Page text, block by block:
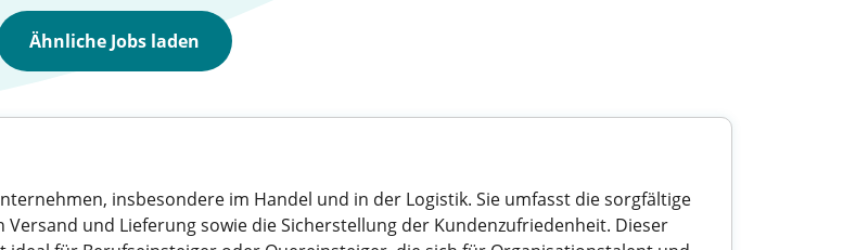
Ähnliche Jobs laden
insbesondere im Handel und in der Logistik. Sie umfasst die sorgfältige
und Lieferung sowie die Sicherstellung der Kundenzufriedenheit. Dieser